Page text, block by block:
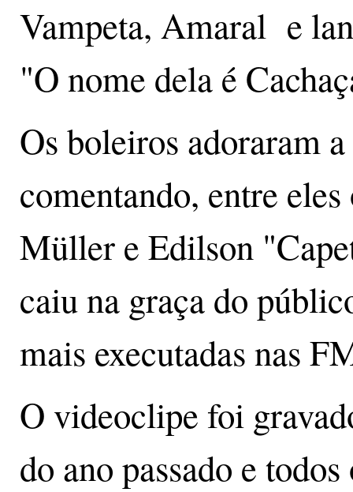
Vampeta, Amaral e
"O nome dela é
Os boleiros adoraram
comentando, entre
Müller e Edilson
caiu na graça do
mais executadas nas
O videoclipe foi
do ano passado e